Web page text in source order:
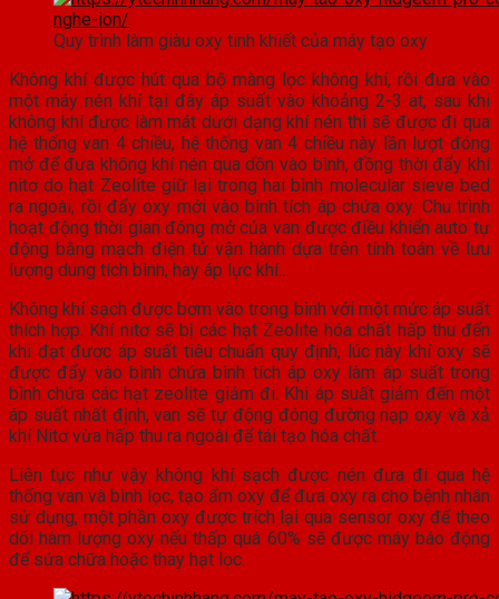
Quy trình làm giàu oxy tinh khiết của máy tạo oxy
Không khí được hút qua bộ màng lọc không khí, rồi đưa vào
một máy nén khí tại đây áp suất vào khoảng 2-3 at, sau khi
không khí được làm mát dưới dạng khí nén thì sẽ được đi qua
hệ thống van 4 chiều, hệ thống van 4 chiều này lần lượt đóng
mở để đưa không khí nén qua dồn vào bình, đồng thời đẩy khí
nitơ do hạt Zeolite giữ lại trong hai bình molecular sieve bed
ra ngoài, rồi đẩy oxy mới vào bình tích áp chứa oxy. Chu trình
hoạt động thời gian đóng mở của van được điều khiển auto tự
động bằng mạch điện tử vận hành dựa trên tính toán về lưu
lượng dung tích bình, hay áp lực khí…
Không khí sạch được bơm vào trong bình với một mức áp suất
thích hợp. Khí nitơ sẽ bị các hạt Zeolite hóa chất hấp thu đến
khi đạt được áp suất tiêu chuẩn quy định, lúc này khí oxy sẽ
được đẩy vào bình chứa bình tích áp oxy làm áp suất trong
bình chứa các hạt zeolite giảm đi. Khi áp suất giảm đến một
áp suất nhất định, van sẽ tự động đóng đường nạp oxy và xả
khí Nitơ vừa hấp thu ra ngoài để tái tạo hóa chất.
Liên tục như vậy không khí sạch được nén đưa đi qua hệ
thống van và bình lọc, tạo ẩm oxy để đưa oxy ra cho bệnh nhân
sử dụng, một phần oxy được trích lại qua sensor oxy để theo
dõi hàm lượng oxy nếu thấp quá 60% sẽ được máy báo động
để sửa chữa hoặc thay hạt lọc.